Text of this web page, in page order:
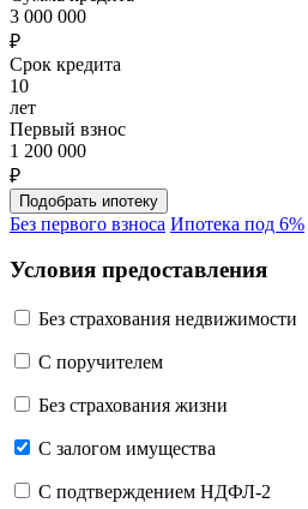
3 000 000
₽
Срок кредита
10
лет
Первый взнос
1 200 000
₽
Без первого взноса Ипотека под 6%
Условия предоставления
Без страхования недвижимости
C поручителем
Без страхования жизни
С залогом имущества
С подтверждением НДФЛ-2